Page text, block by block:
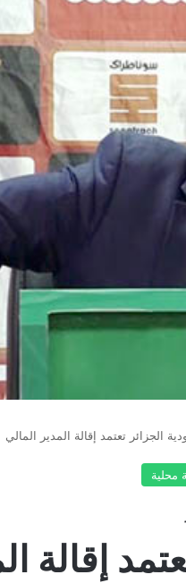
الجزائر تعتمد إقالة المدير المالي
محلية
إقالة